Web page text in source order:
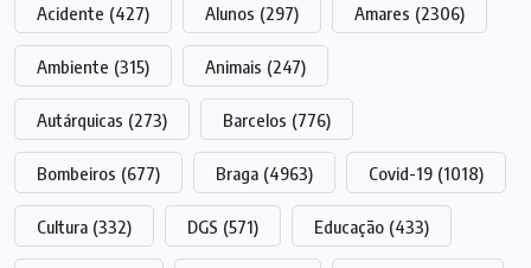
Acidente (427) Alunos (297) Amares (2306)
Ambiente (315) Animais (247)
Autárquicas (273) Barcelos (776)
Bombeiros (677) Braga (4963) Covid-19 (1018)
Cultura (332) DGS (571) Educação (433)